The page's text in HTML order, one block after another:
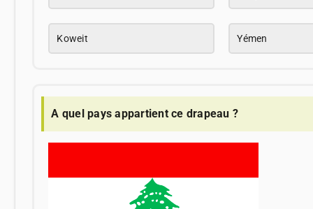
Koweit Yémen
A quel pays appartient ce drapeau ?